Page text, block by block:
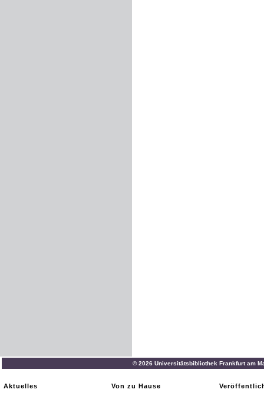
© 2026 Universitätsbibliothek Frankfurt am
Aktuelles
Von zu Hause